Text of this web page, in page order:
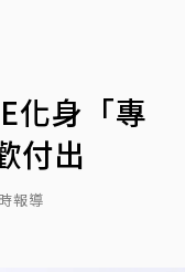
化身「專
付出
報導